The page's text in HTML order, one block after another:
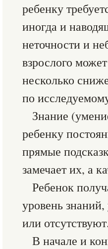
ребенку
иногда и
неточности и
взрослого
несколько
по
Знание
ребенку
прямые
замечает их, а
Ребенок
уровень
или
В начале и